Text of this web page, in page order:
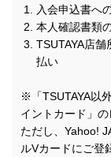
入会申込書へ
本人確認書
TSUTAYA店
払い
※「TSUTAYA以
イントカード」
ただし、Yahoo!
ルVカードにご登